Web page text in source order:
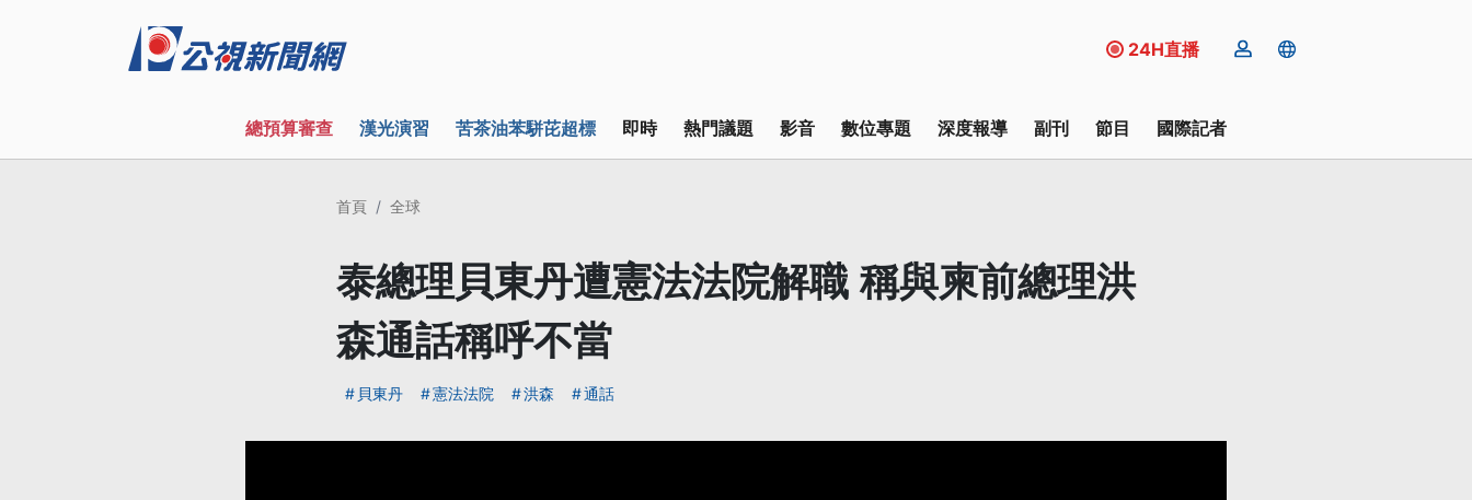
24H直播
總預算審查 漢光演習 苦茶油苯駢芘超標 即時 熱門議題 影音 數位專題 深度報導 副刊 節目 國際記者
首頁 全球
泰總理貝東丹遭憲法法院解職 稱與柬前總理洪
森通話稱呼不當
貝東丹 憲法法院 洪森 通話